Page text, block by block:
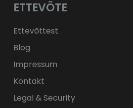
ft HUF
zł PLN
ETTEVÕTE
Ettevõttest
Blog
Impressum
Kontakt
Legal & Security